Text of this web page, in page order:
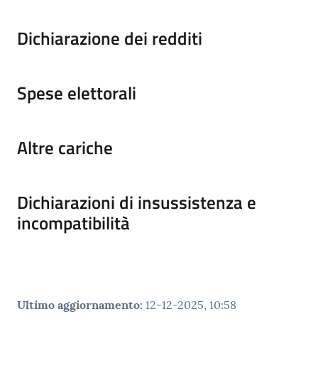
Dichiarazione dei redditi
Spese elettorali
Altre cariche
Dichiarazioni di insussistenza e
incompatibilità
Ultimo aggiornamento: 12-12-2025, 10:58